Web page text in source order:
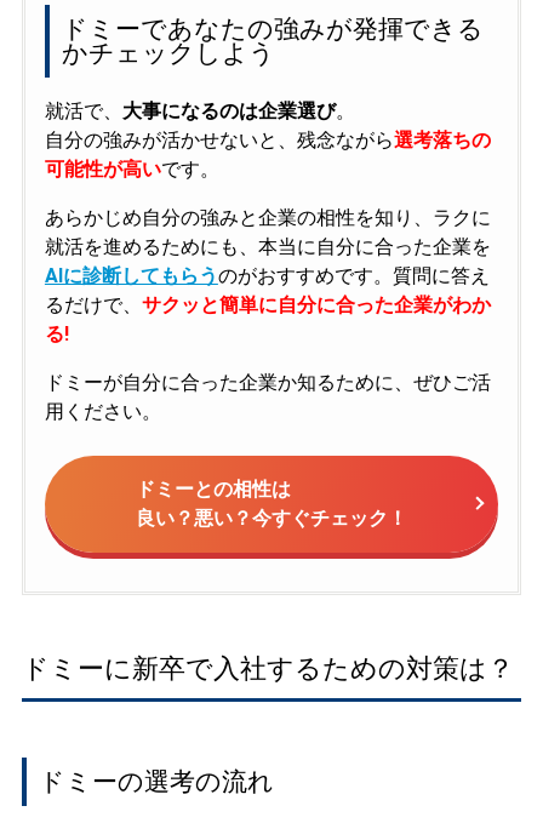
ドミーであなたの強みが発揮できる
かチェックしよう
就活で、 大事になるのは企業選び。
自分の強みが活かせないと、残念ながら選考落ちの
可能性が高いです。
あらかじめ自分の強みと企業の相性を知り、ラクに
就活を進めるためにも、本当に自分に合った企業を
AIに診断してもらうのがおすすめです。質問に答え
るだけで、 サクッと簡単に自分に合った企業がわか
る!
ドミーが自分に合った企業か知るために、ぜひご活
用ください。
ドミーとの相性は
良い？悪い？今すぐチェック！
ドミーに新卒で入社するための対策は？
ドミーの選考の流れ